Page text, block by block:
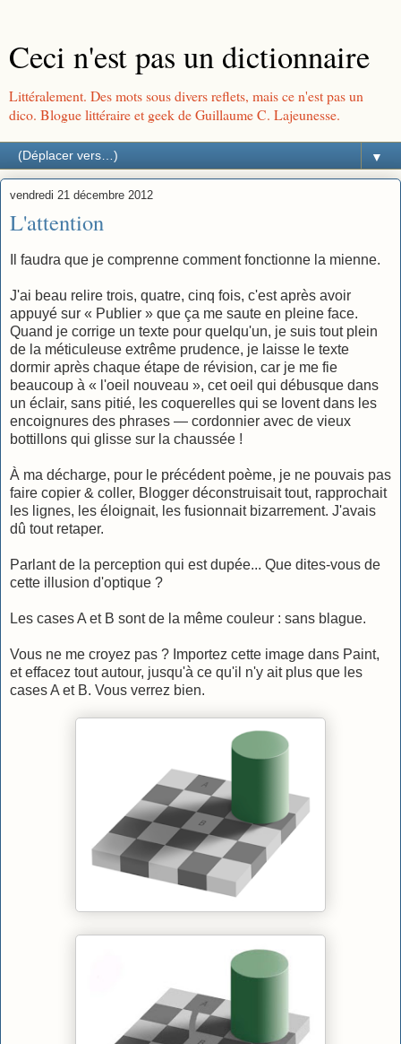
Ceci n'est pas un dictionnaire
Littéralement. Des mots sous divers reflets, mais ce n'est pas un
dico. Blogue littéraire et geek de Guillaume C. Lajeunesse.
▼
vendredi 21 décembre 2012
L'attention
Il faudra que je comprenne comment fonctionne la mienne.
J'ai beau relire trois, quatre, cinq fois, c'est après avoir
appuyé sur « Publier » que ça me saute en pleine face.
Quand je corrige un texte pour quelqu'un, je suis tout plein
de la méticuleuse extrême prudence, je laisse le texte
dormir après chaque étape de révision, car je me fie
beaucoup à « l'oeil nouveau », cet oeil qui débusque dans
un éclair, sans pitié, les coquerelles qui se lovent dans les
encoignures des phrases — cordonnier avec de vieux
bottillons qui glisse sur la chaussée !
À ma décharge, pour le précédent poème, je ne pouvais pas
faire copier & coller, Blogger déconstruisait tout, rapprochait
les lignes, les éloignait, les fusionnait bizarrement. J'avais
dû tout retaper.
Parlant de la perception qui est dupée... Que dites-vous de
cette illusion d'optique ?
Les cases A et B sont de la même couleur : sans blague.
Vous ne me croyez pas ? Importez cette image dans Paint,
et effacez tout autour, jusqu'à ce qu'il n'y ait plus que les
cases A et B. Vous verrez bien.